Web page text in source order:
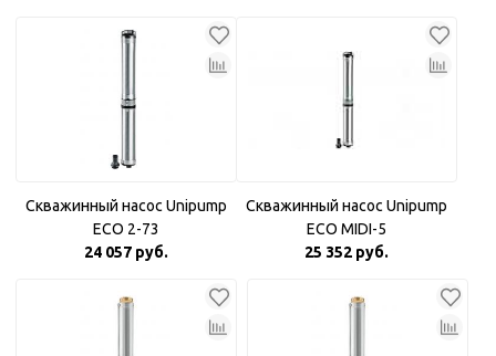
Скважинный насос Unipump
ECO 2-73
24 057 руб.
Скважинный насос Unipump
ECO MIDI-5
25 352 руб.